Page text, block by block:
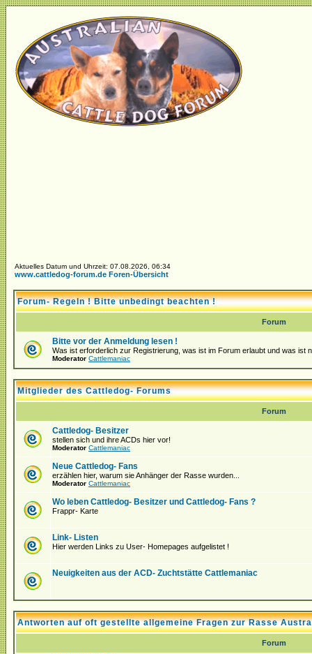
Aktuelles Datum und Uhrzeit: 07.08.2026, 06:34
www.cattledog-forum.de Foren-Übersicht
Forum- Regeln ! Bitte unbedingt beachten !
Forum
Bitte vor der Anmeldung lesen !
Was ist erforderlich zur Registrierung, was ist im Forum erlaubt und was ist
Moderator Cattlemaniac
Mitglieder des Cattledog- Forums
Forum
Cattledog- Besitzer
stellen sich und ihre ACDs hier vor!
Moderator Cattlemaniac
Neue Cattledog- Fans
erzählen hier, warum sie Anhänger der Rasse wurden...
Moderator Cattlemaniac
Wo leben Cattledog- Besitzer und Cattledog- Fans ?
Frappr- Karte
Link- Listen
Hier werden Links zu User- Homepages aufgelistet !
Neuigkeiten aus der ACD- Zuchtstätte Cattlemaniac
Antworten auf oft gestellte allgemeine Fragen zur Rasse
Forum